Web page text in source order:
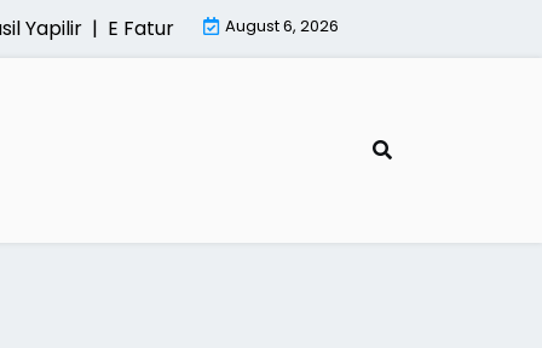
|E Fatura Sisteminde Kesintisiz Hizmetin Onemi |
August 6, 2026